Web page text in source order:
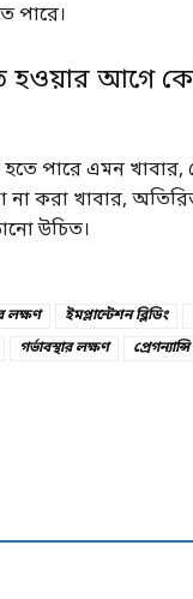
পারে।
হওয়ার আগে
হতে পারে এমন খাবার,
না করা খাবার,
উচিত।
লক্ষণ ইমপ্লান্টেশন ব্লিডিং
গর্ভাবস্থার লক্ষণ